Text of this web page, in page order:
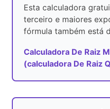
Esta calculadora
terceiro e maiores
fórmula também está
Calculadora De Raiz
(calculadora De Raiz